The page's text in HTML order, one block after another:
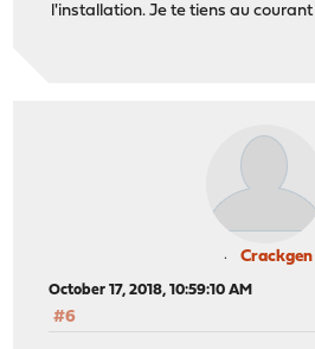
l'installation. Je te tiens au courant
Crackgen
October 17, 2018, 10:59:10 AM
#6